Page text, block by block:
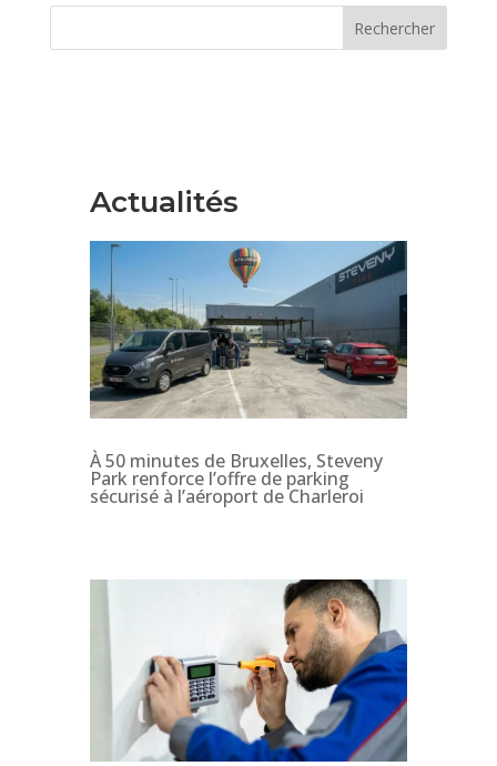
Rechercher
Actualités
À 50 minutes de Bruxelles, Steveny
Park renforce l’offre de parking
sécurisé à l’aéroport de Charleroi